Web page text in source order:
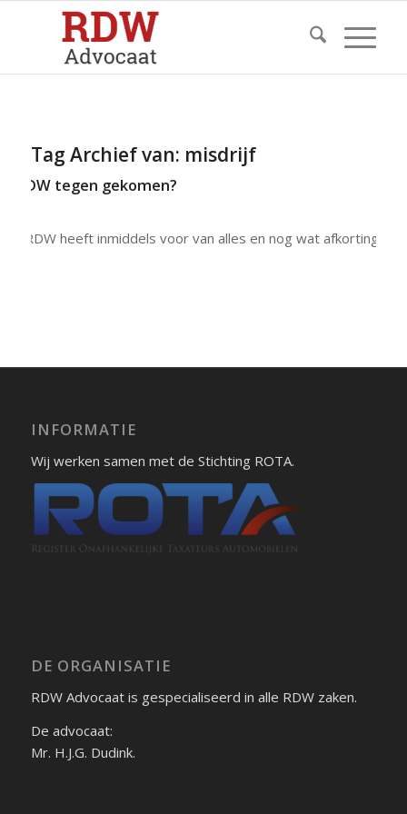
Tag Archief van: misdrijf
RDW tegen gekomen?
De RDW heeft inmiddels voor van alles en nog wat afkortingen…
INFORMATIE
Wij werken samen met de Stichting ROTA.
DE ORGANISATIE
RDW Advocaat is gespecialiseerd in alle RDW zaken.
De advocaat:
Mr. H.J.G. Dudink.